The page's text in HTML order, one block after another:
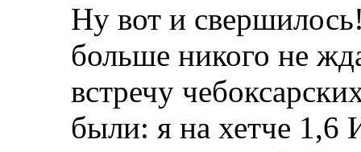
Ну вот и
больше никого не
встречу
были: я на хетче 1,6